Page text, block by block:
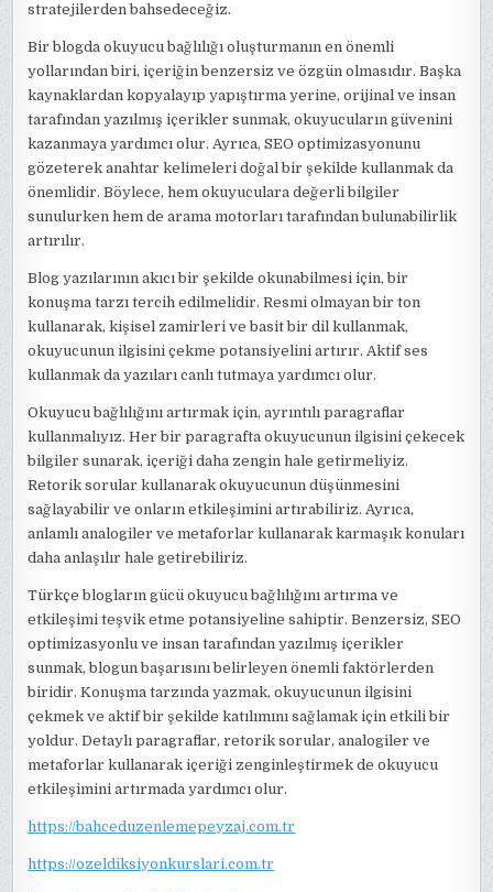
stratejilerden bahsedeceğiz.
Bir blogda okuyucu bağlılığı oluşturmanın en önemli
yollarından biri, içeriğin benzersiz ve özgün olmasıdır. Başka
kaynaklardan kopyalayıp yapıştırma yerine, orijinal ve insan
tarafından yazılmış içerikler sunmak, okuyucuların güvenini
kazanmaya yardımcı olur. Ayrıca, SEO optimizasyonunu
gözeterek anahtar kelimeleri doğal bir şekilde kullanmak da
önemlidir. Böylece, hem okuyuculara değerli bilgiler
sunulurken hem de arama motorları tarafından bulunabilirlik
artırılır.
Blog yazılarının akıcı bir şekilde okunabilmesi için, bir
konuşma tarzı tercih edilmelidir. Resmi olmayan bir ton
kullanarak, kişisel zamirleri ve basit bir dil kullanmak,
okuyucunun ilgisini çekme potansiyelini artırır. Aktif ses
kullanmak da yazıları canlı tutmaya yardımcı olur.
Okuyucu bağlılığını artırmak için, ayrıntılı paragraflar
kullanmalıyız. Her bir paragrafta okuyucunun ilgisini çekecek
bilgiler sunarak, içeriği daha zengin hale getirmeliyiz.
Retorik sorular kullanarak okuyucunun düşünmesini
sağlayabilir ve onların etkileşimini artırabiliriz. Ayrıca,
anlamlı analogiler ve metaforlar kullanarak karmaşık konuları
daha anlaşılır hale getirebiliriz.
Türkçe blogların gücü okuyucu bağlılığını artırma ve
etkileşimi teşvik etme potansiyeline sahiptir. Benzersiz, SEO
optimizasyonlu ve insan tarafından yazılmış içerikler
sunmak, blogun başarısını belirleyen önemli faktörlerden
biridir. Konuşma tarzında yazmak, okuyucunun ilgisini
çekmek ve aktif bir şekilde katılımını sağlamak için etkili bir
yoldur. Detaylı paragraflar, retorik sorular, analogiler ve
metaforlar kullanarak içeriği zenginleştirmek de okuyucu
etkileşimini artırmada yardımcı olur.
https://bahceduzenlemepeyzaj.com.tr
https://ozeldiksiyonkurslari.com.tr